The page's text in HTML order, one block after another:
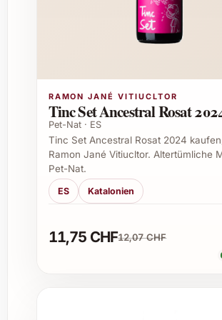
sorgfältiger Verarbeitung
Geburtstage, Jubiläen und
Weihnachts- und
stilvoller Genussmoment
Sommerfeste und
einem Hauch von Luxus
Professionelle Caterings und
Menüs in Restaurants
RAMON JANÉ VITIUCLTOR
Tinc Set Ancestral Rosat
Pet-Nat · ES
Tinc Set Ancestral Rosat 2024
Ramon Jané Vitiucltor. Altertümliche
Pet-Nat.
ES Katalonien
11,75 CHF12,07 CHF